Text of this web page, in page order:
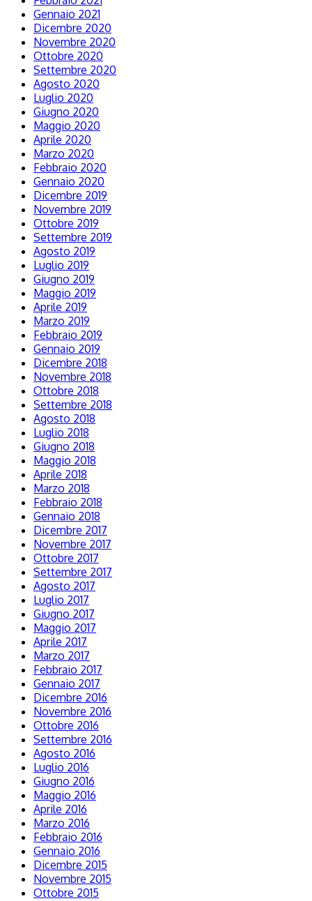
Gennaio 2021
Dicembre 2020
Novembre 2020
Ottobre 2020
Settembre 2020
Agosto 2020
Luglio 2020
Giugno 2020
Maggio 2020
Aprile 2020
Marzo 2020
Febbraio 2020
Gennaio 2020
Dicembre 2019
Novembre 2019
Ottobre 2019
Settembre 2019
Agosto 2019
Luglio 2019
Giugno 2019
Maggio 2019
Aprile 2019
Marzo 2019
Febbraio 2019
Gennaio 2019
Dicembre 2018
Novembre 2018
Ottobre 2018
Settembre 2018
Agosto 2018
Luglio 2018
Giugno 2018
Maggio 2018
Aprile 2018
Marzo 2018
Febbraio 2018
Gennaio 2018
Dicembre 2017
Novembre 2017
Ottobre 2017
Settembre 2017
Agosto 2017
Luglio 2017
Giugno 2017
Maggio 2017
Aprile 2017
Marzo 2017
Febbraio 2017
Gennaio 2017
Dicembre 2016
Novembre 2016
Ottobre 2016
Settembre 2016
Agosto 2016
Luglio 2016
Giugno 2016
Maggio 2016
Aprile 2016
Marzo 2016
Febbraio 2016
Gennaio 2016
Dicembre 2015
Novembre 2015
Ottobre 2015